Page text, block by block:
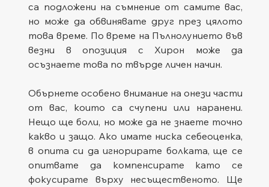
са подложени на съмнение от самите вас,
но може да обвинявате друг през цялото
това време. По време на Пълнолунието във
везни в опозиция с Хирон може да
осъзнаете това по твърде личен начин.
Обърнете особено внимание на онези части
от вас, които са счупени или наранени.
Нещо ще боли, но може да не знаете точно
какво и защо. Ако имате ниска себеоценка,
в опита си да игнорирате болката, ще се
опитвате да компенсирате като се
фокусирате върху несъщественото. Ще